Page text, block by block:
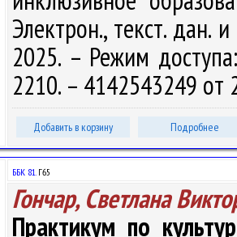
Электрон., текст. дан.
2025. – Режим
2210. – 4142543249 от
Добавить в корзину Подробнее
ББК 81.Г65
Гончар, Светлана
Практикум по